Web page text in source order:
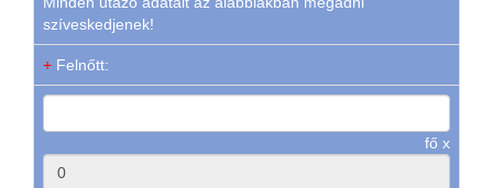
szíveskedjenek!
+ Felnőtt:
fő x